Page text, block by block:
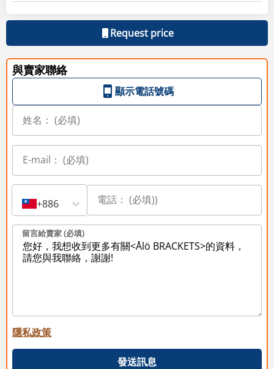
Request price
與賣家聯絡
顯示電話號碼
+886
留言給賣家 (必填)
隱私政策
發送訊息